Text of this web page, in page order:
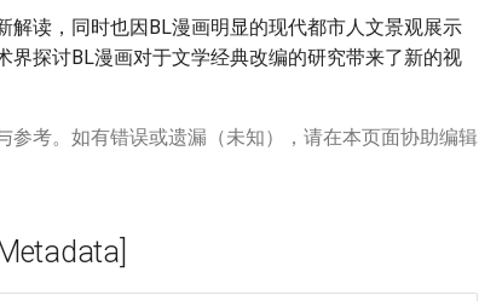
解读，同时也因BL漫画明显的现代都市人文景观展示
界探讨BL漫画对于文学经典改编的研究带来了新的视
参考。如有错误或遗漏（未知），请在本页面协助编辑